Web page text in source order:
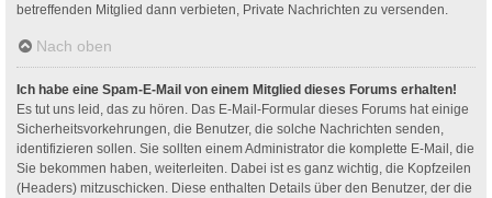
betreffenden Mitglied dann verbieten, Private Nachrichten zu versenden.
Nach oben
Ich habe eine Spam-E-Mail von einem Mitglied dieses Forums erhalten!
Es tut uns leid, das zu hören. Das E-Mail-Formular dieses Forums hat einige
Sicherheitsvorkehrungen, die Benutzer, die solche Nachrichten senden,
identifizieren sollen. Sie sollten einem Administrator die komplette E-Mail, die
Sie bekommen haben, weiterleiten. Dabei ist es ganz wichtig, die Kopfzeilen
(Headers) mitzuschicken. Diese enthalten Details über den Benutzer, der die